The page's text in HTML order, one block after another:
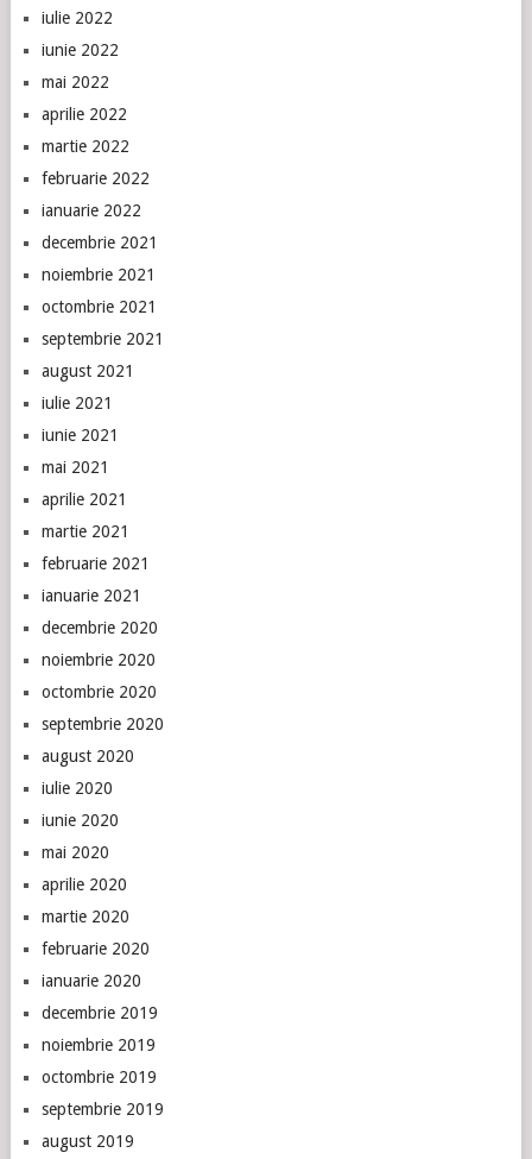
iulie 2022
iunie 2022
mai 2022
aprilie 2022
martie 2022
februarie 2022
ianuarie 2022
decembrie 2021
noiembrie 2021
octombrie 2021
septembrie 2021
august 2021
iulie 2021
iunie 2021
mai 2021
aprilie 2021
martie 2021
februarie 2021
ianuarie 2021
decembrie 2020
noiembrie 2020
octombrie 2020
septembrie 2020
august 2020
iulie 2020
iunie 2020
mai 2020
aprilie 2020
martie 2020
februarie 2020
ianuarie 2020
decembrie 2019
noiembrie 2019
octombrie 2019
septembrie 2019
august 2019